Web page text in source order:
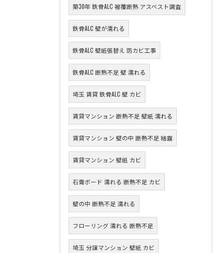
築30年 鉄骨ALC 被覆断熱 アスベスト調査
鉄骨ALC 壁が濡れる
鉄骨ALC 壁紙張替え 防カビ工事
鉄骨ALC 断熱不足 壁 濡れる
埼玉 賃貸 鉄骨ALC 壁 カビ
賃貸マンション 断熱不足 壁紙 濡れる
賃貸マンション 壁の中 断熱不足 結露
賃貸マンション 壁紙 カビ
石膏ボード 濡れる 断熱不足 カビ
壁の中 断熱不足 濡れる
フローリング 濡れる 断熱不足
埼玉 分譲マンション 壁紙 カビ